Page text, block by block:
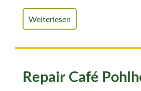
Weiterlesen
Repair Café